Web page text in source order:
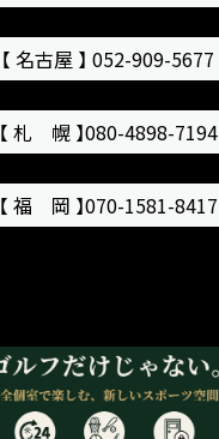
【 名古屋 】 052-909-5677
【 札 幌 】080-4898-7194
【 福 岡 】070-1581-8417